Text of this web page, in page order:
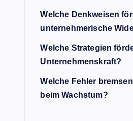
Welche Denkweisen
unternehmerische
Welche Strategien
Unternehmenskraft?
Welche Fehler
beim Wachstum?